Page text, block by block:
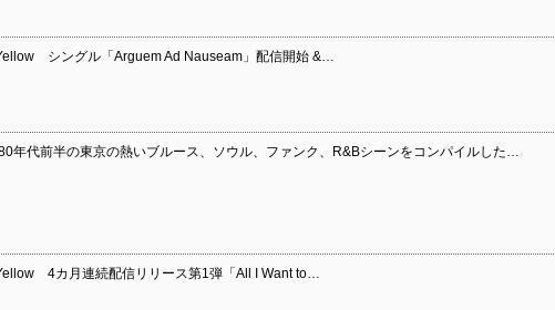
シングル「Arguem Ad Nauseam」配信開始 &…
年代前半の東京の熱いブルース、ソウル、ファンク、R&Bシーンをコンパイルした…
4カ月連続配信リリース第1弾「All I Want to…